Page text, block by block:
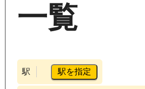
一覧
駅 駅を指定